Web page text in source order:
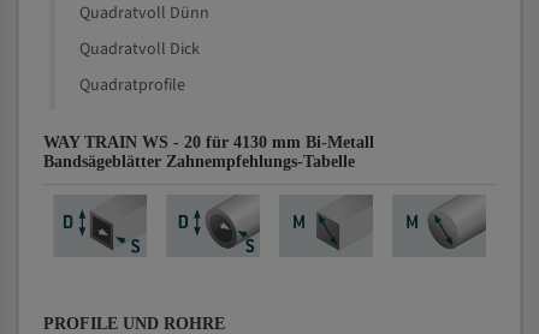
Quadratvoll Dünn
Quadratvoll Dick
Quadratprofile
WAY TRAIN WS - 20 für 4130 mm Bi-Metall
Bandsägeblätter Zahnempfehlungs-Tabelle
PROFILE UND ROHRE